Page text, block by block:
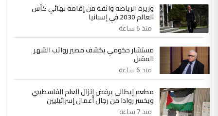
سردار
التعليق : واحد من عصابة علي ماما يسقط
جنسية الرافد الثالث للعراق ومن اصول عريقة
ابا فرات ...
الموضوع :
الجواهري يرد على صدام حسين سل
مضجعيك يابن الزنا (نص كامل)
5 حيدر عاشور
التعليق : تحياتي لك استاذ حامدتركان. كلام
وزيرة الرياضة واثقة من إقامة نهائي كأس
العالم 2030 في إسبانيا
منذ 6 ساعة
مستشار حكومي يكشف مصير رواتب الشهر
المقبل
منذ 6 ساعة
مطعم إيطالي يرفض إنزال العلم الفلسطيني
ويخسر روادا من رجال أعمال إسرائيليين
منذ 7 ساعة